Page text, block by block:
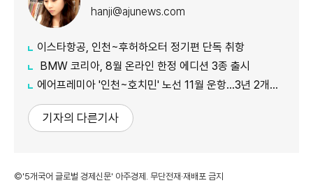
hanji@ajunews.com
이스타항공, 인천~후허하오터 정기편 단독 취항
BMW 코리아, 8월 온라인 한정 에디션 3종 출시
에어프레미아 '인천~호치민' 노선 11월 운항…3년 2개월 만 재개
기자의 다른기사
©'5개국어 글로벌 경제신문' 아주경제. 무단전재·재배포 금지